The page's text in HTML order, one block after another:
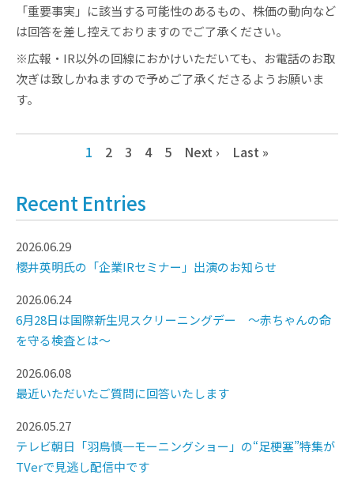
「重要事実」に該当する可能性のあるもの、株価の動向など
は回答を差し控えておりますのでご了承ください。
※広報・IR以外の回線におかけいただいても、お電話のお取
次ぎは致しかねますので予めご了承くださるようお願いま
す。
1 2 3 4 5 Next › Last »
Recent Entries
2026.06.29
櫻井英明氏の「企業IRセミナー」出演のお知らせ
2026.06.24
6月28日は国際新生児スクリーニングデー ～赤ちゃんの命
を守る検査とは～
2026.06.08
最近いただいたご質問に回答いたします
2026.05.27
テレビ朝日「羽鳥慎一モーニングショー」の“足梗塞”特集が
TVerで見逃し配信中です